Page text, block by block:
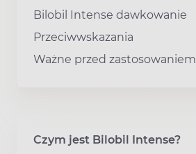
Bilobil Intense dawkowanie
Przeciwwskazania
Ważne przed zastosowaniem
Czym jest Bilobil Intense?